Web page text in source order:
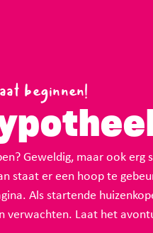
beginnen!
Geweldig, maar ook erg
staat er een hoop te
Als startende
verwachten. Laat het